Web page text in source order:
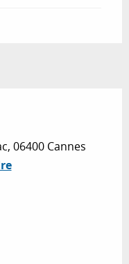
06400 Cannes